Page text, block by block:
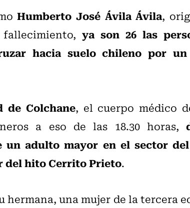
Humberto José Ávila Ávila,
ya son 26 las
hacia suelo chileno por
de Colchane, el cuerpo médico
a eso de las 18.30 horas,
un adulto mayor en el sector
del hito Cerrito Prieto.
una mujer de la tercera